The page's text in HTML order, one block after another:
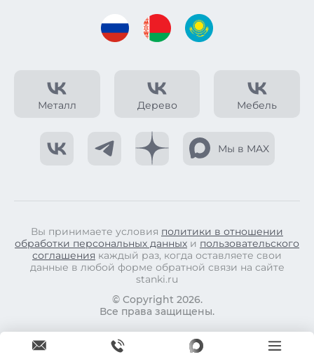
Металл Дерево Мебель
Мы в MAX
Вы принимаете условия политики в отношении
обработки персональных данных и пользовательского
соглашения каждый раз, когда оставляете свои
данные в любой форме обратной связи на сайте
stanki.ru
© Copyright 2026.
Все права защищены.